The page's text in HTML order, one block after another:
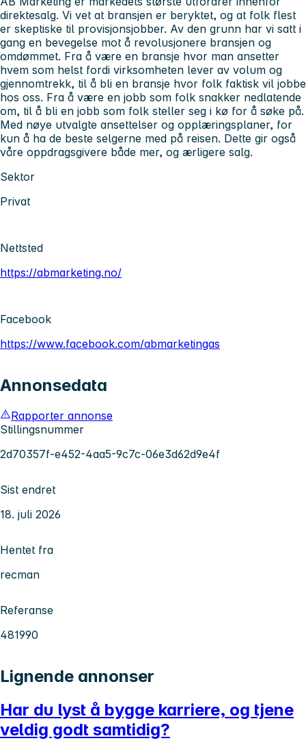
direktesalg. Vi vet at bransjen er beryktet, og at folk flest
er skeptiske til provisjonsjobber. Av den grunn har vi satt i
gang en bevegelse mot å revolusjonere bransjen og
omdømmet. Fra å være en bransje hvor man ansetter
hvem som helst fordi virksomheten lever av volum og
gjennomtrekk, til å bli en bransje hvor folk faktisk vil jobbe
hos oss. Fra å være en jobb som folk snakker nedlatende
om, til å bli en jobb som folk steller seg i kø for å søke på.
Med nøye utvalgte ansettelser og opplæringsplaner, for
kun å ha de beste selgerne med på reisen. Dette gir også
våre oppdragsgivere både mer, og ærligere salg.
Sektor
Privat
Nettsted
https://abmarketing.no/
Facebook
https://www.facebook.com/abmarketingas
Annonsedata
Rapporter annonse
Stillingsnummer
2d70357f-e452-4aa5-9c7c-06e3d62d9e4f
Sist endret
18. juli 2026
Hentet fra
recman
Referanse
481990
Lignende annonser
Har du lyst å bygge karriere, og tjene
veldig godt samtidig?